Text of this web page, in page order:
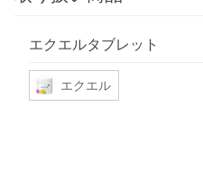
エクエルタブレット
エクエル